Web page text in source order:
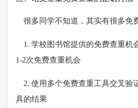
很多同学不知道，其实有很多免
1. 学校图书馆提供的免费查重机
1-2次免费查重机会
2. 使用多个免费查重工具交叉验
具的结果